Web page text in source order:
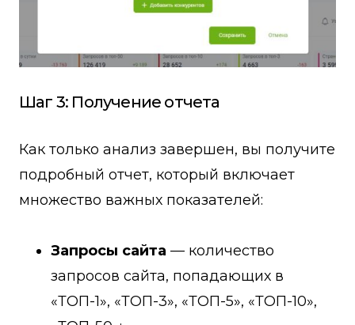
Шаг 3: Получение отчета
Как только анализ завершен, вы получите
подробный отчет, который включает
множество важных показателей:
Запросы сайта — количество
запросов сайта, попадающих в
«ТОП-1», «ТОП-3», «ТОП-5», «ТОП-10»,